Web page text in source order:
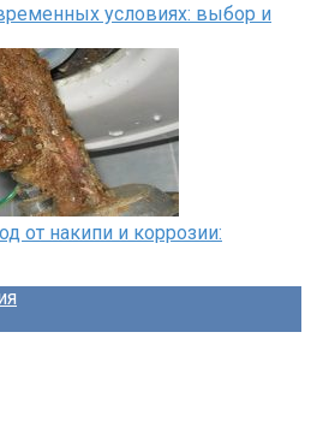
условиях: выбор и
от накипи и коррозии: